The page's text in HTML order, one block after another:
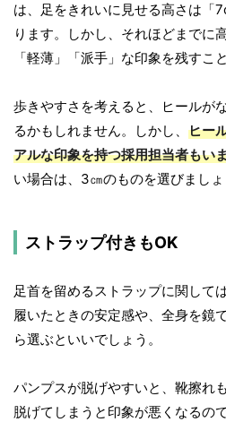
は、足をきれいに見せる高さは「
ります。しかし、それほどまでに
「軽薄」「派手」な印象を残すこ
歩きやすさを考えると、ヒールが
るかもしれません。しかし、 ヒー
アルな印象を持つ採用担当者もい
い場合は、3㎝のものを選びましょ
ストラップ付きもOK
足首を留めるストラップに関して
履いたときの安定感や、全身を鏡
ら選ぶといいでしょう。
パンプスが脱げやすいと、靴擦れ
脱げてしまうと印象が悪くなるの